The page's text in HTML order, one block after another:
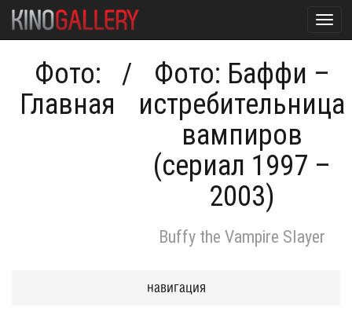
Фото:
Главная
/
Фото: Баффи –
истребительница
вампиров
(сериал 1997 –
2003)
Buffy the Vampire Slayer
навигация